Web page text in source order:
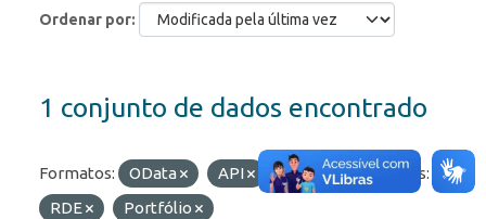
Ordenar por
1 conjunto de dados encontrado
Formatos: OData API JSON
Etiquetas:
RDE
Portfólio